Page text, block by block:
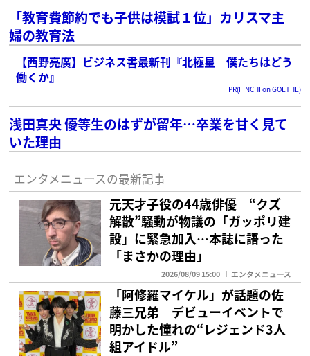
「教育費節約でも子供は模試１位」カリスマ主
婦の教育法
【西野亮廣】ビジネス書最新刊『北極星 僕たちはどう
働くか』
PR(FINCHI on GOETHE)
浅田真央 優等生のはずが留年…卒業を甘く見て
いた理由
エンタメニュースの最新記事
元天才子役の44歳俳優 “クズ
解散”騒動が物議の「ガッポリ建
設」に緊急加入…本誌に語った
「まさかの理由」
2026/08/09 15:00 エンタメニュース
「阿修羅マイケル」が話題の佐
藤三兄弟 デビューイベントで
明かした憧れの“レジェンド3人
組アイドル”